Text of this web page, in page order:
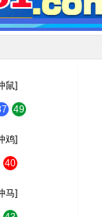
鼠]
49
鸡]
40
马]